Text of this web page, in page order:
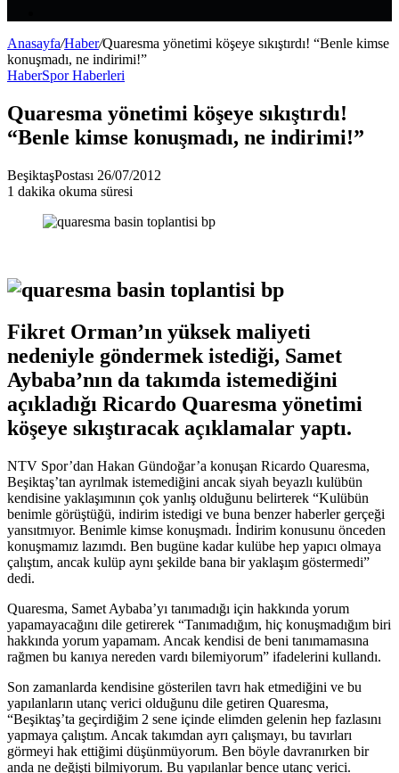
Anasayfa/Haber/Quaresma yönetimi köşeye sıkıştırdı! “Benle kimse
konuşmadı, ne indirimi!”
HaberSpor Haberleri
Quaresma yönetimi köşeye sıkıştırdı!
“Benle kimse konuşmadı, ne indirimi!”
BeşiktaşPostası Bir
e-
göndermek
26/07/2012
1 dakika okuma süresi
Fikret Orman’ın yüksek maliyeti
nedeniyle göndermek istediği, Samet
Aybaba’nın da takımda istemediğini
açıkladığı Ricardo Quaresma yönetimi
köşeye sıkıştıracak açıklamalar yaptı.
NTV Spor’dan Hakan Gündoğar’a konuşan Ricardo Quaresma,
Beşiktaş’tan ayrılmak istemediğini ancak siyah beyazlı kulübün
kendisine yaklaşımının çok yanlış olduğunu belirterek “Kulübün
benimle görüştüğü, indirim istedigi ve buna benzer haberler gerçeği
yansıtmıyor. Benimle kimse konuşmadı. İndirim konusunu önceden
konuşmamız lazımdı. Ben bugüne kadar kulübe hep yapıcı olmaya
çalıştım, ancak kulüp aynı şekilde bana bir yaklaşım göstermedi”
dedi.
Quaresma, Samet Aybaba’yı tanımadığı için hakkında yorum
yapamayacağını dile getirerek “Tanımadığım, hiç konuşmadığım biri
hakkında yorum yapamam. Ancak kendisi de beni tanımamasına
rağmen bu kanıya nereden vardı bilemiyorum” ifadelerini kullandı.
Son zamanlarda kendisine gösterilen tavrı hak etmediğini ve bu
yapılanların utanç verici olduğunu dile getiren Quaresma,
“Beşiktaş’ta geçirdiğim 2 sene içinde elimden gelenin hep fazlasını
yapmaya çalıştım. Ancak takımdan ayrı çalışmayı, bu tavırları
görmeyi hak ettiğimi düşünmüyorum. Ben böyle davranırken bir
anda ne değişti bilmiyorum. Bu yapılanlar bence utanç verici.